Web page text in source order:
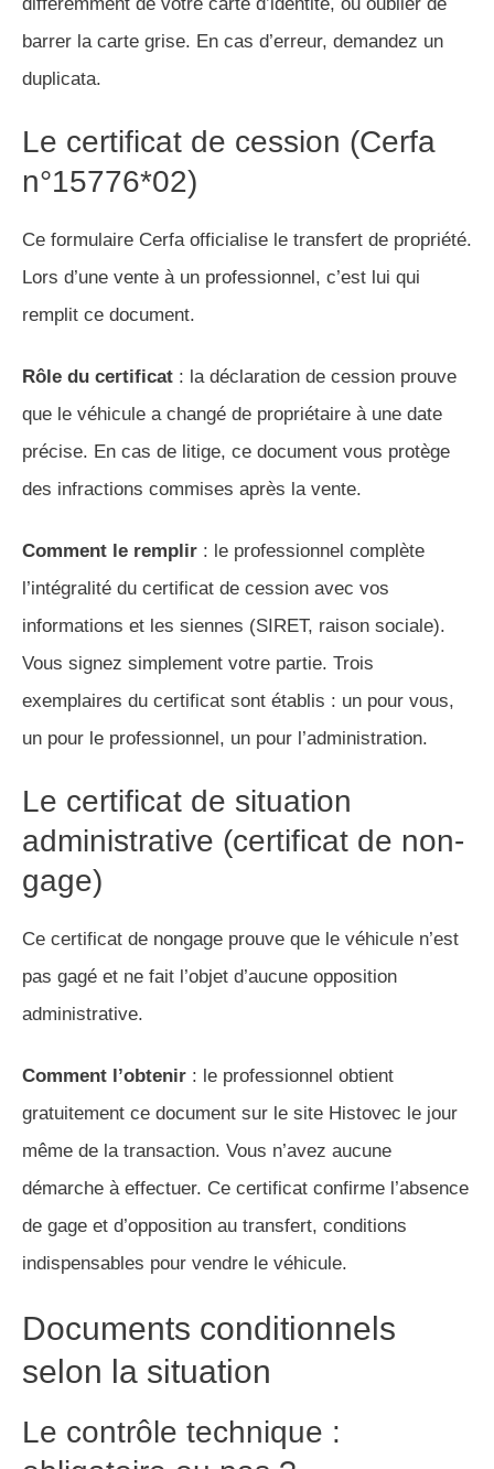
barrer la carte grise. En cas d’erreur, demandez un
duplicata.
Le certificat de cession (Cerfa
n°15776*02)
Ce formulaire Cerfa officialise le transfert de propriété.
Lors d’une vente à un professionnel, c’est lui qui
remplit ce document.
Rôle du certificat : la déclaration de cession prouve
que le véhicule a changé de propriétaire à une date
précise. En cas de litige, ce document vous protège
des infractions commises après la vente.
Comment le remplir : le professionnel complète
l’intégralité du certificat de cession avec vos
informations et les siennes (SIRET, raison sociale).
Vous signez simplement votre partie. Trois
exemplaires du certificat sont établis : un pour vous,
un pour le professionnel, un pour l’administration.
Le certificat de situation
administrative (certificat de non-
gage)
Ce certificat de nongage prouve que le véhicule n’est
pas gagé et ne fait l’objet d’aucune opposition
administrative.
Comment l’obtenir : le professionnel obtient
gratuitement ce document sur le site Histovec le jour
même de la transaction. Vous n’avez aucune
démarche à effectuer. Ce certificat confirme l’absence
de gage et d’opposition au transfert, conditions
indispensables pour vendre le véhicule.
Documents conditionnels
selon la situation
Le contrôle technique :